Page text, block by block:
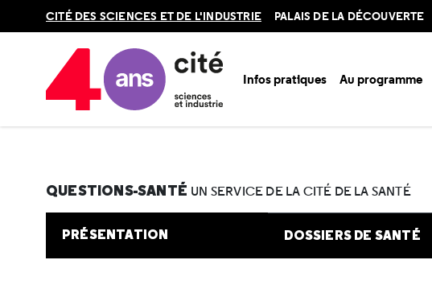
en
CITÉ DES SCIENCES ET DE L'INDUSTRIE PALAIS DE LA DÉCOUVERTE
Infos pratiques Au programme
Accueil Au programme
QUESTIONS-SANTÉ UN SERVICE DE LA CITÉ DE LA SANTÉ
PRÉSENTATION DOSSIERS DE SANTÉ